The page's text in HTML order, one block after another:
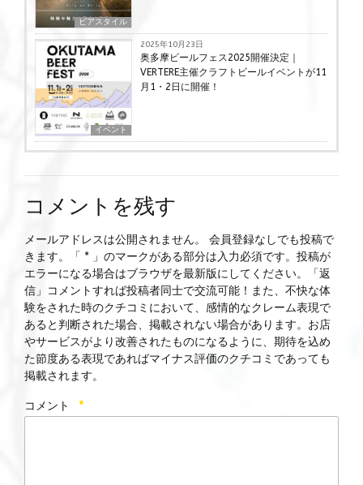
ビアスタイル
イベント
2025年10月23日
奥多摩ビールフェス2025開催決定｜
VERTERE主催クラフトビールイベントが11
月1・2日に開催！
コメントを残す
メールアドレスは公開されません。 会員登録なしでも投稿で
きます。「 * 」のマークがある部分は入力必須です。投稿が
エラーになる場合はブラウザを最新版にしてください。「返
信」コメントすれば投稿者同士で交流可能！また、不快な体
験をされた時のクチコミにおいて、感情的なクレーム表現で
あると判断された場合、掲載されない場合があります。お店
やサービスがより改善されたものになるように、期待を込め
た節度ある表現であればマイナス評価のクチコミであっても
掲載されます。
コメント *